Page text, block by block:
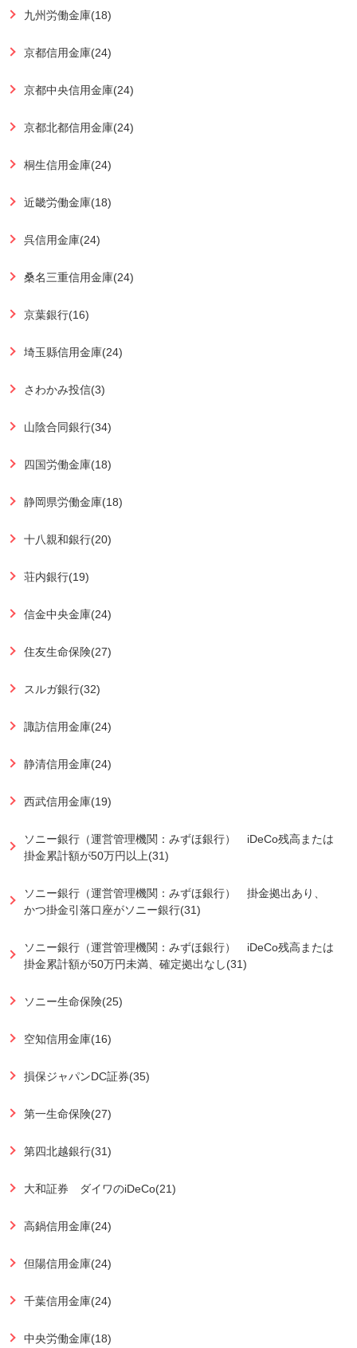
九州労働金庫(18)
京都信用金庫(24)
京都中央信用金庫(24)
京都北都信用金庫(24)
桐生信用金庫(24)
近畿労働金庫(18)
呉信用金庫(24)
桑名三重信用金庫(24)
京葉銀行(16)
埼玉縣信用金庫(24)
さわかみ投信(3)
山陰合同銀行(34)
四国労働金庫(18)
静岡県労働金庫(18)
十八親和銀行(20)
荘内銀行(19)
信金中央金庫(24)
住友生命保険(27)
スルガ銀行(32)
諏訪信用金庫(24)
静清信用金庫(24)
西武信用金庫(19)
ソニー銀行（運営管理機関：みずほ銀行） iDeCo残高または
掛金累計額が50万円以上(31)
ソニー銀行（運営管理機関：みずほ銀行） 掛金拠出あり、
かつ掛金引落口座がソニー銀行(31)
ソニー銀行（運営管理機関：みずほ銀行） iDeCo残高または
掛金累計額が50万円未満、確定拠出なし(31)
ソニー生命保険(25)
空知信用金庫(16)
損保ジャパンDC証券(35)
第一生命保険(27)
第四北越銀行(31)
大和証券 ダイワのiDeCo(21)
高鍋信用金庫(24)
但陽信用金庫(24)
千葉信用金庫(24)
中央労働金庫(18)